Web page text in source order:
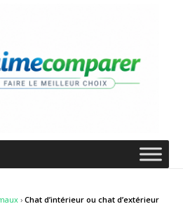
› Chat d’intérieur ou chat d’extérieur